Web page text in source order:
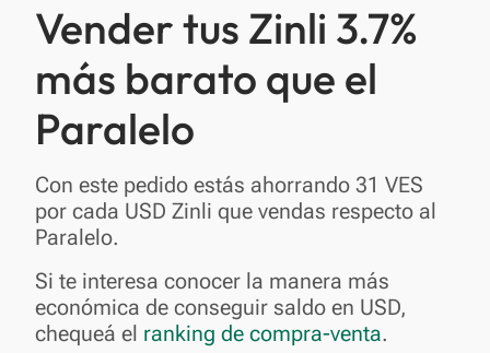
Vender tus Zinli 3.7%
más barato que el
Paralelo
Con este pedido estás ahorrando 31 VES
por cada USD Zinli que vendas respecto al
Paralelo.
Si te interesa conocer la manera más
económica de conseguir saldo en USD,
chequeá el ranking de compra-venta.